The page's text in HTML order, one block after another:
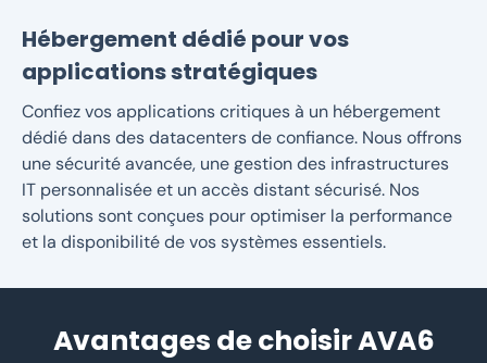
Hébergement dédié pour vos
applications stratégiques
Confiez vos applications critiques à un hébergement
dédié dans des datacenters de confiance. Nous offrons
une sécurité avancée, une gestion des infrastructures
IT personnalisée et un accès distant sécurisé. Nos
solutions sont conçues pour optimiser la performance
et la disponibilité de vos systèmes essentiels.
Avantages de choisir AVA6